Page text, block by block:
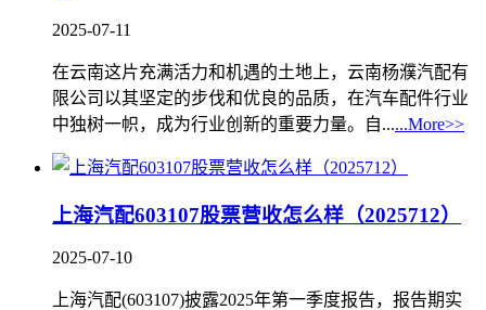
2025-07-11
在云南这片充满活力和机遇的土地上，云南杨濮汽配有
限公司以其坚定的步伐和优良的品质，在汽车配件行业
中独树一帜，成为行业创新的重要力量。自......More>>
上海汽配603107股票营收怎么样（2025712）
2025-07-10
上海汽配(603107)披露2025年第一季度报告，报告期实